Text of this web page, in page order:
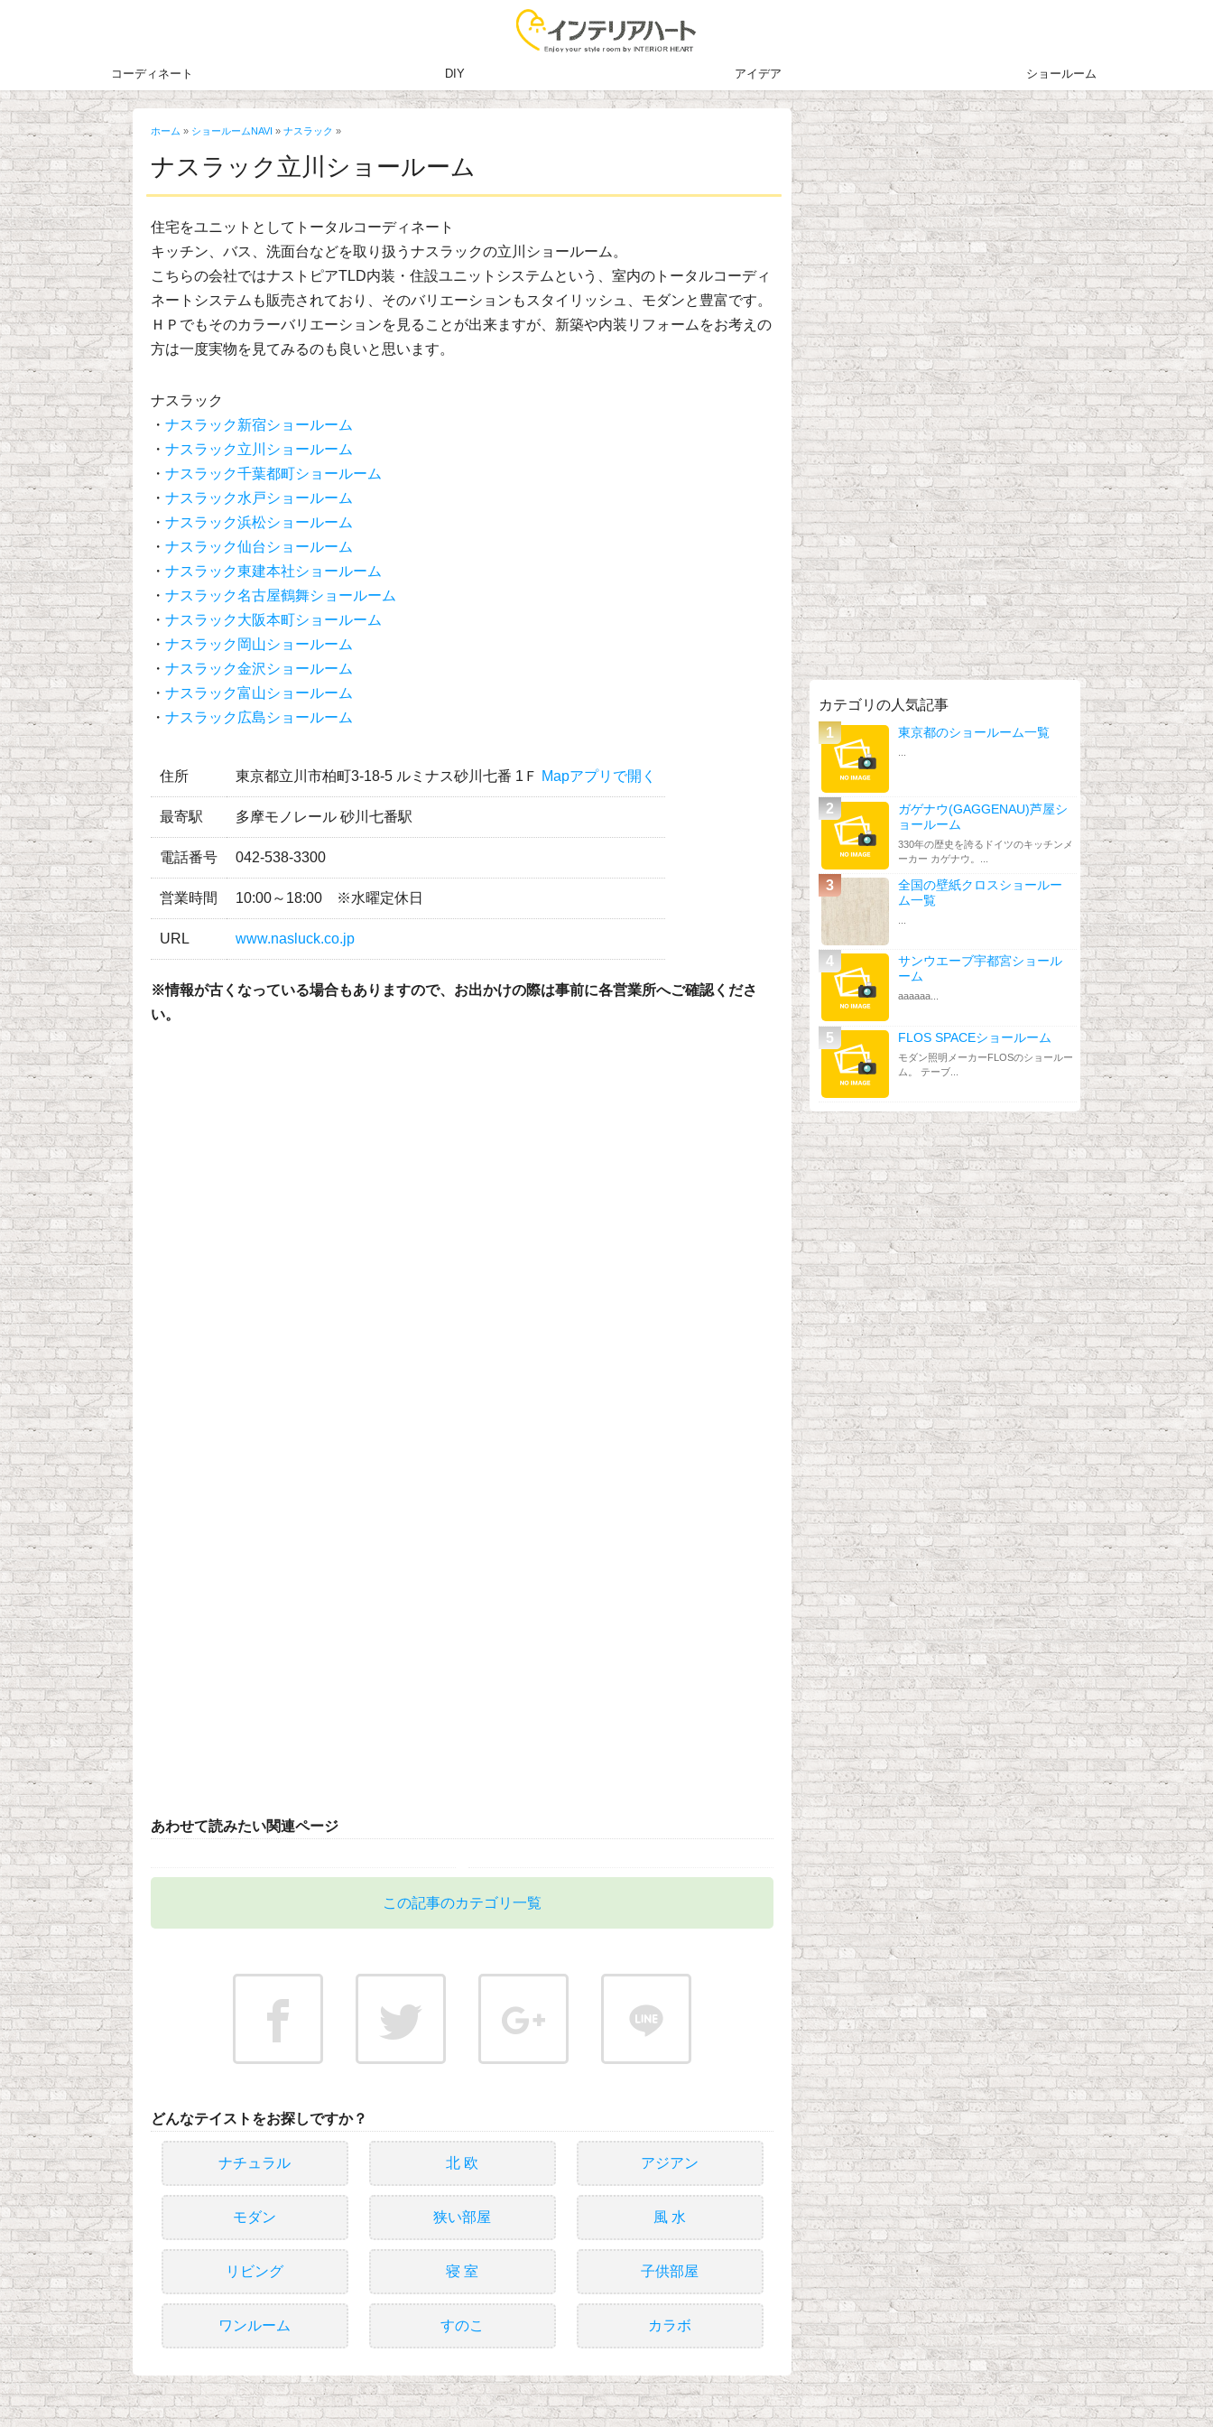
コーディネート DIY アイデア ショールーム
ホーム » ショールームNAVI » ナスラック »
ナスラック立川ショールーム
住宅をユニットとしてトータルコーディネート
キッチン、バス、洗面台などを取り扱うナスラックの立川ショールーム。
こちらの会社ではナストピアTLD内装・住設ユニットシステムという、室内のトータルコーディ
ネートシステムも販売されており、そのバリエーションもスタイリッシュ、モダンと豊富です。
ＨＰでもそのカラーバリエーションを見ることが出来ますが、新築や内装リフォームをお考えの
方は一度実物を見てみるのも良いと思います。
ナスラック
・ ナスラック新宿ショールーム
・ ナスラック立川ショールーム
・ ナスラック千葉都町ショールーム
・ ナスラック水戸ショールーム
・ ナスラック浜松ショールーム
・ ナスラック仙台ショールーム
・ ナスラック東建本社ショールーム
・ ナスラック名古屋鶴舞ショールーム
・ ナスラック大阪本町ショールーム
・ ナスラック岡山ショールーム
・ ナスラック金沢ショールーム
・ ナスラック富山ショールーム
・ ナスラック広島ショールーム
住所 東京都立川市柏町3-18-5 ルミナス砂川七番 1Ｆ Mapアプリで開く
最寄駅 多摩モノレール 砂川七番駅
電話番号 042-538-3300
営業時間 10:00～18:00 ※水曜定休日
URL www.nasluck.co.jp
※情報が古くなっている場合もありますので、お出かけの際は事前に各営業所へご確認くださ
い。
あわせて読みたい関連ページ
この記事のカテゴリ一覧
どんなテイストをお探しですか？
ナチュラル 北 欧 アジアン
モダン 狭い部屋 風 水
リビング 寝 室 子供部屋
ワンルーム すのこ カラボ
カテゴリの人気記事
東京都のショールーム一覧
ガゲナウ(GAGGENAU)芦屋シ
ョールーム
330年の歴史を誇るドイツのキッチンメ
ーカー カゲナウ。...
全国の壁紙クロスショールー
ム一覧
サンウエーブ宇都宮ショール
ーム
aaaaaa...
FLOS SPACEショールーム
モダン照明メーカーFLOSのショールー
ム。 テーブ...